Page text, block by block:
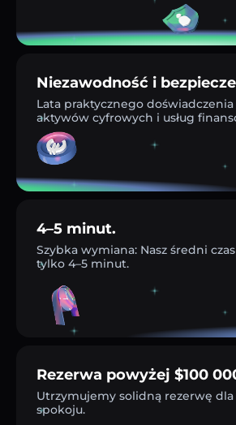
Niezawodność i
Lata praktycznego
aktywów cyfrowych i usług
4–5 minut.
Szybka wymiana: Nasz średni
tylko 4–5 minut.
Rezerwa powyżej $100
Utrzymujemy solidną rezerwę
spokoju.